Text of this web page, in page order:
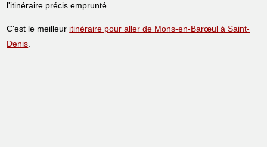
l'itinéraire précis emprunté.
C'est le meilleur itinéraire pour aller de Mons-en-Barœul à Saint-
Denis.